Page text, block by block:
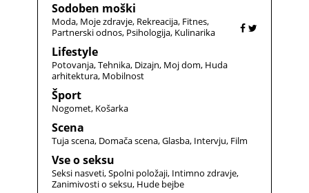
Sodoben moški
Moda Moje zdravje Rekreacija Fitnes
Partnerski odnos Psihologija Kulinarika
Lifestyle
Potovanja Tehnika Dizajn Moj dom Huda
arhitektura Mobilnost
Šport
Nogomet Košarka
Scena
Tuja scena Domača scena Glasba Intervju Film
Vse o seksu
Seksi nasveti Spolni položaji Intimno zdravje
Zanimivosti o seksu Hude bejbe